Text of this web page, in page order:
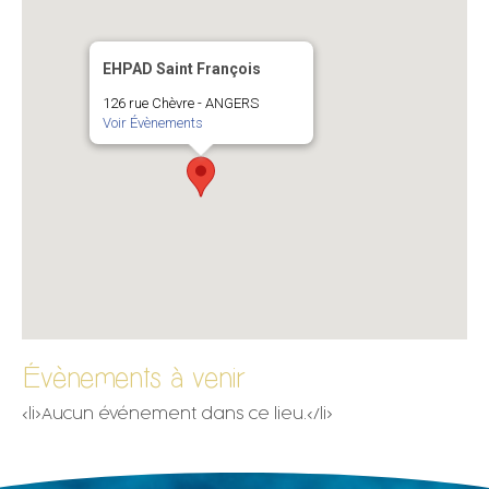
EHPAD Saint François
126 rue Chèvre - ANGERS
Voir Évènements
Évènements à venir
<li>Aucun événement dans ce lieu.</li>